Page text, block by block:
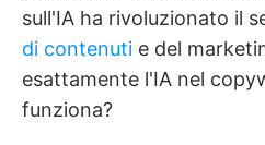
sull'IA ha rivoluzionato il
di contenuti e del
esattamente l'IA nel
funziona?